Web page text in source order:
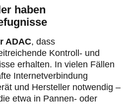
haben
ADAC, dass
Kontroll‑ und
erhalten. In vielen Fällen
Internetverbindung
und Hersteller notwendig –
etwa in Pannen‑ oder